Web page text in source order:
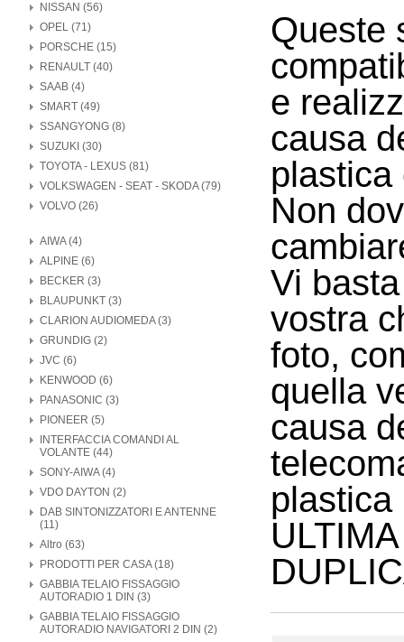
NISSAN (56)
OPEL (71)
PORSCHE (15)
RENAULT (40)
SAAB (4)
SMART (49)
SSANGYONG (8)
SUZUKI (30)
TOYOTA - LEXUS (81)
VOLKSWAGEN - SEAT - SKODA (79)
VOLVO (26)
AIWA (4)
ALPINE (6)
BECKER (3)
BLAUPUNKT (3)
CLARION AUDIOMEDA (3)
GRUNDIG (2)
JVC (6)
KENWOOD (6)
PANASONIC (3)
PIONEER (5)
INTERFACCIA COMANDI AL
VOLANTE (44)
SONY-AIWA (4)
VDO DAYTON (2)
DAB SINTONIZZATORI E ANTENNE
(11)
Altro (63)
PRODOTTI PER CASA (18)
GABBIA TELAIO FISSAGGIO
AUTORADIO 1 DIN (3)
GABBIA TELAIO FISSAGGIO
AUTORADIO NAVIGATORI 2 DIN (2)
Queste
e
causa
plastica
Non
Vi
vostra
foto,
quella
causa
plastica